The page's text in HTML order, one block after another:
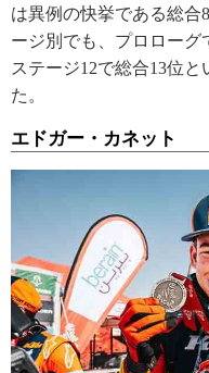
は異例の快挙である総合
ージ別でも、プロローグ
ステージ12で総合13位
た。
エドガー・カネット